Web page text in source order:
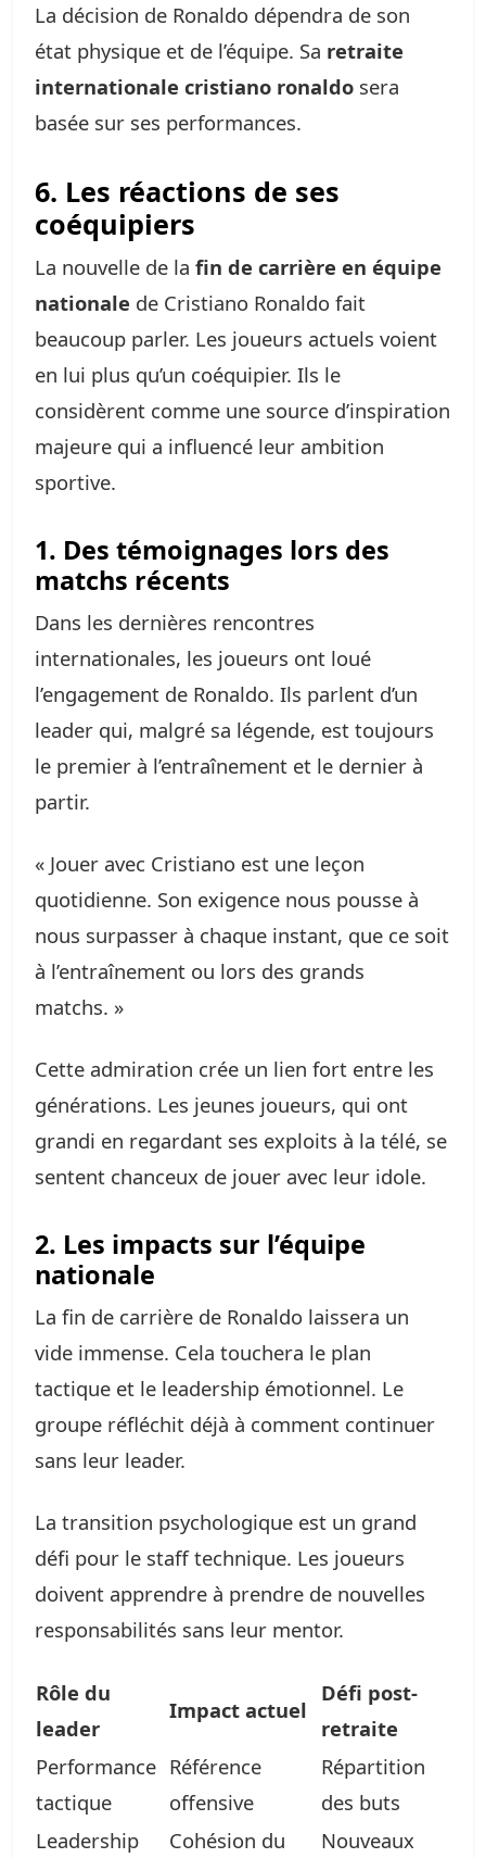
La décision de Ronaldo dépendra de son
état physique et de l’équipe. Sa retraite
internationale cristiano ronaldo sera
basée sur ses performances.
6. Les réactions de ses
coéquipiers
La nouvelle de la fin de carrière en équipe
nationale de Cristiano Ronaldo fait
beaucoup parler. Les joueurs actuels voient
en lui plus qu’un coéquipier. Ils le
considèrent comme une source d’inspiration
majeure qui a influencé leur ambition
sportive.
1. Des témoignages lors des
matchs récents
Dans les dernières rencontres
internationales, les joueurs ont loué
l’engagement de Ronaldo. Ils parlent d’un
leader qui, malgré sa légende, est toujours
le premier à l’entraînement et le dernier à
partir.
« Jouer avec Cristiano est une leçon
quotidienne. Son exigence nous pousse à
nous surpasser à chaque instant, que ce soit
à l’entraînement ou lors des grands
matchs. »
Cette admiration crée un lien fort entre les
générations. Les jeunes joueurs, qui ont
grandi en regardant ses exploits à la télé, se
sentent chanceux de jouer avec leur idole.
2. Les impacts sur l’équipe
nationale
La fin de carrière de Ronaldo laissera un
vide immense. Cela touchera le plan
tactique et le leadership émotionnel. Le
groupe réfléchit déjà à comment continuer
sans leur leader.
La transition psychologique est un grand
défi pour le staff technique. Les joueurs
doivent apprendre à prendre de nouvelles
responsabilités sans leur mentor.
Rôle du
leader
Impact actuel
Défi post-
retraite
Performance
tactique
Référence
offensive
Répartition
des buts
Leadership
Cohésion du Nouveaux